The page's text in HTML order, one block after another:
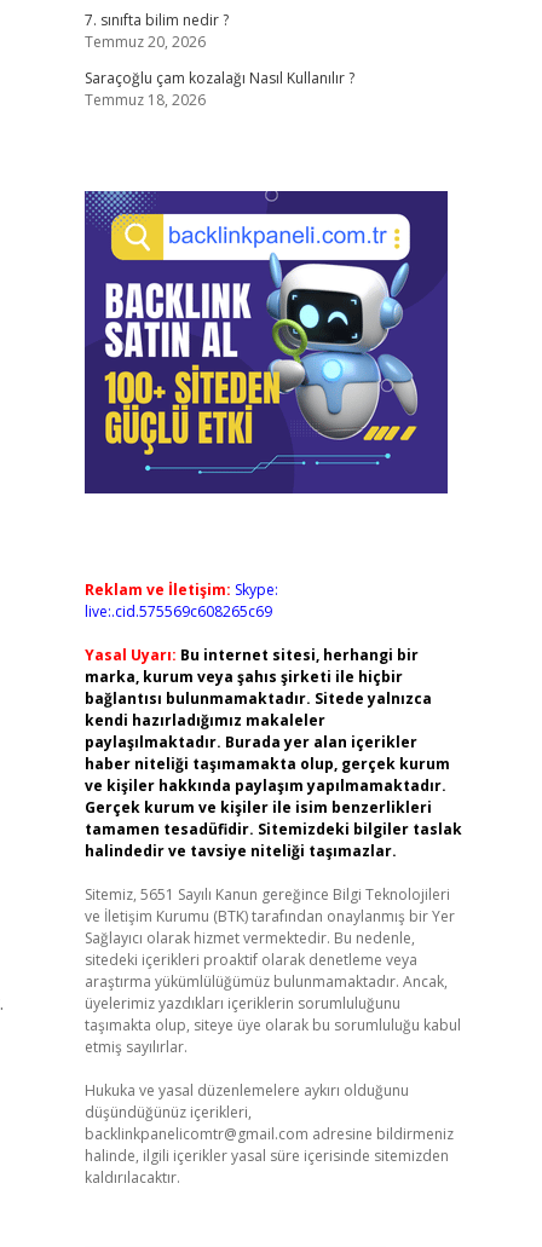
7. sınıfta bilim nedir ?
Temmuz 20, 2026
Saraçoğlu çam kozalağı Nasıl Kullanılır ?
Temmuz 18, 2026
Reklam ve İletişim: Skype:
live:.cid.575569c608265c69
Yasal Uyarı: Bu internet sitesi, herhangi bir
marka, kurum veya şahıs şirketi ile hiçbir
bağlantısı bulunmamaktadır. Sitede yalnızca
kendi hazırladığımız makaleler
paylaşılmaktadır. Burada yer alan içerikler
haber niteliği taşımamakta olup, gerçek kurum
ve kişiler hakkında paylaşım yapılmamaktadır.
Gerçek kurum ve kişiler ile isim benzerlikleri
tamamen tesadüfidir. Sitemizdeki bilgiler taslak
halindedir ve tavsiye niteliği taşımazlar.
Sitemiz, 5651 Sayılı Kanun gereğince Bilgi Teknolojileri
ve İletişim Kurumu (BTK) tarafından onaylanmış bir Yer
Sağlayıcı olarak hizmet vermektedir. Bu nedenle,
sitedeki içerikleri proaktif olarak denetleme veya
araştırma yükümlülüğümüz bulunmamaktadır. Ancak,
üyelerimiz yazdıkları içeriklerin sorumluluğunu
taşımakta olup, siteye üye olarak bu sorumluluğu kabul
etmiş sayılırlar.
Hukuka ve yasal düzenlemelere aykırı olduğunu
düşündüğünüz içerikleri,
backlinkpanelicomtr@gmail.com adresine bildirmeniz
halinde, ilgili içerikler yasal süre içerisinde sitemizden
kaldırılacaktır.